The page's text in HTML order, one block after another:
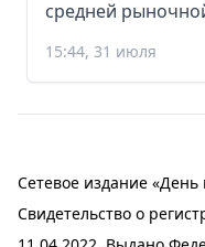
средней
15:44, 31 июля
Сетевое издание
Свидетельство о